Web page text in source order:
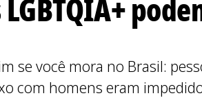
LGBTQIA+
se você mora no Brasil:
com homens eram